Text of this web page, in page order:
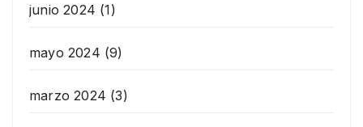
junio 2024 (1)
mayo 2024 (9)
marzo 2024 (3)